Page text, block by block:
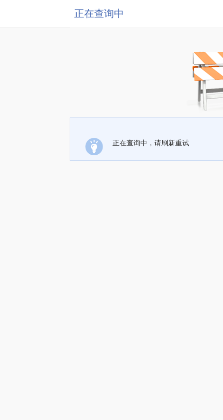
正在查询中
正在查询中，请刷新重试